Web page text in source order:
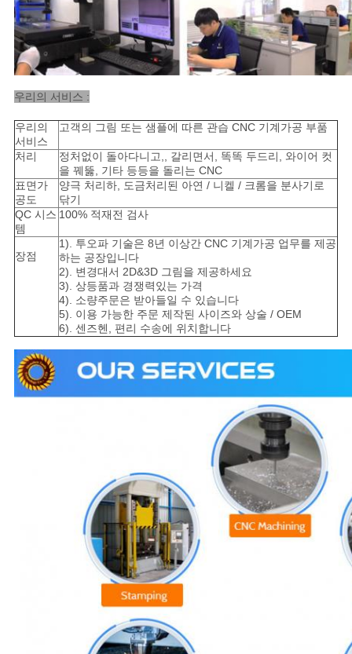
우리의 서비스 :
우리의
서비스
고객의 그림 또는 샘플에 따른 관습 CNC 기계가공 부품
처리
정처없이 돌아다니고,, 갈리면서, 똑똑 두드리, 와이어 컷
을 꿰뚫, 기타 등등을 돌리는 CNC
표면가
공도
양극 처리하, 도금처리된 아연 / 니켈 / 크롬을 분사기로
닦기
QC 시스
템
100% 적재전 검사
장점
1). 투오파 기술은 8년 이상간 CNC 기계가공 업무를 제공
하는 공장입니다
2). 변경대서 2D&3D 그림을 제공하세요
3). 상등품과 경쟁력있는 가격
4). 소량주문은 받아들일 수 있습니다
5). 이용 가능한 주문 제작된 사이즈와 상술 / OEM
6). 센즈헨, 편리 수송에 위치합니다